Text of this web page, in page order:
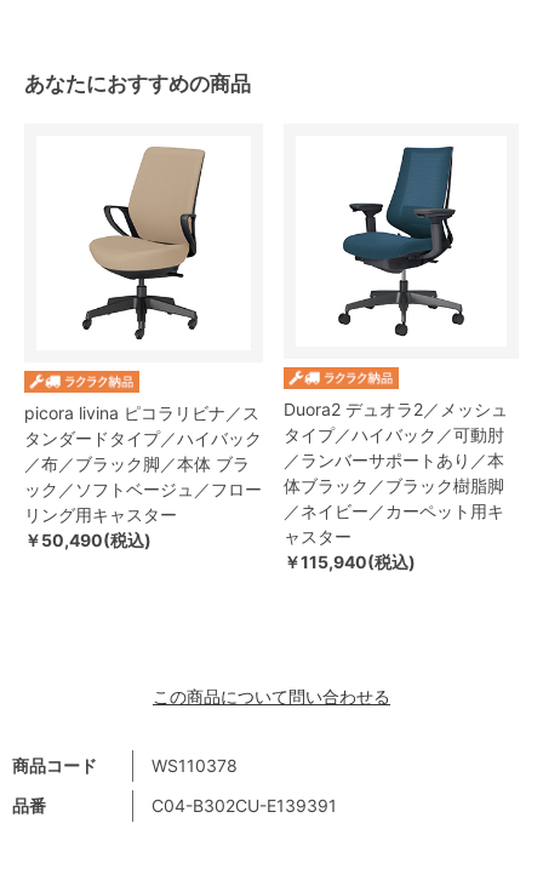
商品コード
WS110378
品番
C04-B302CU-E139391
あなたにおすすめの商品
picora livina ピコラリビナ／ス
タンダードタイプ／ハイバック
／布／ブラック脚／本体 ブラ
ック／ソフトベージュ／フロー
リング用キャスター
￥50,490(税込)
Duora2 デュオラ2／メッシュ
タイプ／ハイバック／可動肘
／ランバーサポートあり／本
体ブラック／ブラック樹脂脚
／ネイビー／カーペット用キ
ャスター
￥115,940(税込)
この商品について問い合わせる